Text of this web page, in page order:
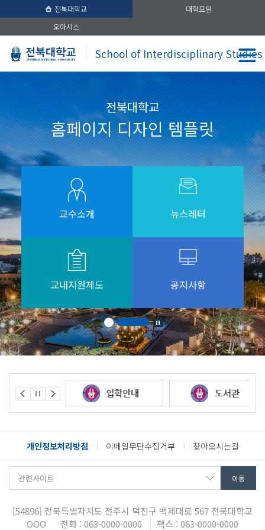
전북대학교
대학포털
오아시스
School of Interdisciplinary Studies
전북대학교
홈페이지 디자인 템플릿
교수소개 뉴스레터
교내지원제도 공지사항
개인정보처리방침 이메일무단수집거부 찾아오시는길
[54896] 전북특별자치도 전주시 덕진구 백제대로 567 전북대학교
OOO
전화 : 063-0000-0000 팩스 : 063-0000-0000